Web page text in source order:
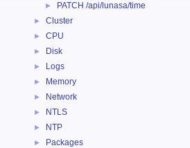
► PATCH /api/lunasa/time
► Cluster
► CPU
► Disk
► Logs
► Memory
► Network
► NTLS
► NTP
► Packages